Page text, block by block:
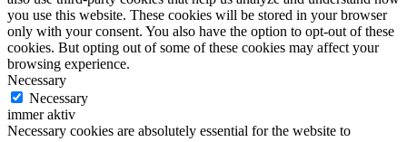
you use this website. These cookies will be stored in your browser
only with your consent. You also have the option to opt-out of these
cookies. But opting out of some of these cookies may affect your
browsing experience.
Necessary
Necessary
immer aktiv
Necessary cookies are absolutely essential for the website to